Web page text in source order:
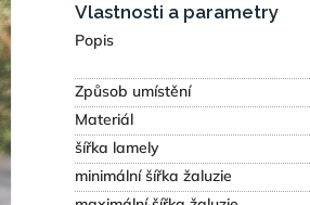
Vlastnosti a parametry
Popis
Způsob umístění
Materiál
šířka lamely
minimální šířka žaluzie